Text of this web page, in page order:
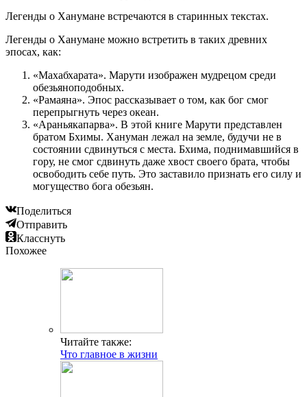
Легенды о Ханумане встречаются в старинных текстах.
Легенды о Ханумане можно встретить в таких древних
эпосах, как:
«Махабхарата». Марути изображен мудрецом среди
обезьяноподобных.
«Рамаяна». Эпос рассказывает о том, как бог смог
перепрыгнуть через океан.
«Араньякапарва». В этой книге Марути представлен
братом Бхимы. Хануман лежал на земле, будучи не в
состоянии сдвинуться с места. Бхима, поднимавшийся в
гору, не смог сдвинуть даже хвост своего брата, чтобы
освободить себе путь. Это заставило признать его силу и
могущество бога обезьян.
Поделиться
Отправить
Класснуть
Похожее
Читайте также:
Что главное в жизни